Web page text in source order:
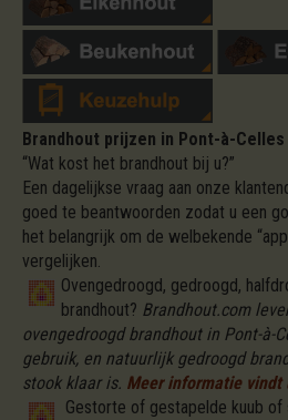
Brandhout prijzen in Pont-à-Celles
“Wat kost het brandhout bij u?”
Een dagelijkse vraag aan onze
goed te beantwoorden zodat u een
het belangrijk om de welbekende
vergelijken.
Ovengedroogd, gedroogd,
brandhout? Brandhout.com
ovengedroogd brandhout in Pont-à-
gebruik, en natuurlijk gedroogd
stook klaar is. Meer informatie vindt
Gestorte of gestapelde kuub of